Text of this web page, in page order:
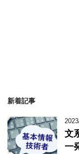
新着記事
文
一